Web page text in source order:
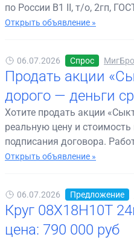
по России В1 II, т/о, 2гп,
Открыть объявление »
06.07.2026 Спрос
Продать акции
дорого — деньги
Хотите продать акции
реальную цену и
подписания договора.
Открыть объявление »
06.07.2026 Предложение
Круг 08Х18Н10Т
цена: 790 000 руб